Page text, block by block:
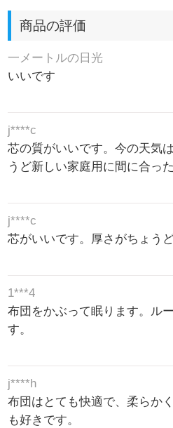
商品の評価
一メートルの日光
いいです
j****c
芯の質がいいです。今の天気
うど新しい家庭用に間に合った
j****c
芯がいいです。厚さがちょう
1***4
布団をかぶって眠ります。ル
す。
j****h
布団はとても快適で、柔らか
も好きです。